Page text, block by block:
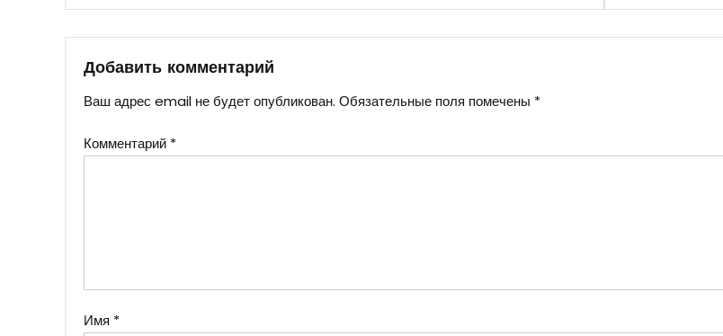
по
записям
Добавить комментарий
Ваш адрес email не будет опубликован. Обязательные поля помечены *
Комментарий *
Имя *